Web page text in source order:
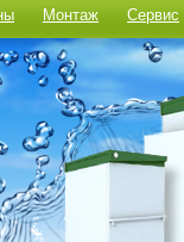
Монтаж Сервис